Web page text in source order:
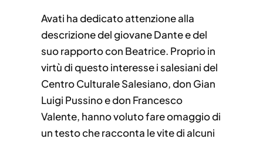
Avati ha dedicato attenzione alla
descrizione del giovane Dante e del
suo rapporto con Beatrice. Proprio in
virtù di questo interesse i salesiani del
Centro Culturale Salesiano, don Gian
Luigi Pussino e don Francesco
Valente, hanno voluto fare omaggio di
un testo che racconta le vite di alcuni